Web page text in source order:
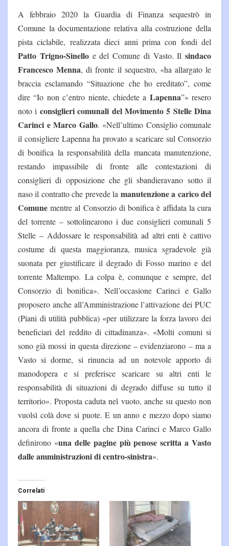
A febbraio 2020 la Guardia di Finanza sequestrò in
Comune la documentazione relativa alla costruzione della
pista ciclabile, realizzata dieci anni prima con fondi del
Patto Trigno-Sinelloe del Comune di Vasto. Il sindaco
Francesco Menna, di fronte il sequestro, «ha allargato le
braccia esclamando “Situazione che ho ereditato”, come
dire “Io non c’entro niente, chiedete a Lapenna”» resero
noto i consiglieri comunali del Movimento 5 Stelle Dina
Carinci e Marco Gallo. «Nell’ultimo Consiglio comunale
il consigliere Lapenna ha provato a scaricare sul Consorzio
di bonifica la responsabilità della mancata manutenzione,
restando impassibile di fronte alle contestazioni di
consiglieri di opposizione che gli sbandieravano sotto il
naso il contratto che prevede la manutenzione a carico del
Comune mentre al Consorzio di bonifica è affidata la cura
del torrente – sottolinearono i due consiglieri comunali 5
Stelle – Addossare le responsabilità ad altri enti è cattivo
costume di questa maggioranza, musica sgradevole già
suonata per giustificare il degrado di Fosso marino e del
torrente Maltempo. La colpa è, comunque e sempre, del
Consorzio di bonifica». Nell’occasione Carinci e Gallo
proposero anche all’Amministrazione l’attivazione dei PUC
(Piani di utilità pubblica) «per utilizzare la forza lavoro dei
beneficiari del reddito di cittadinanza». «Molti comuni si
sono già mossi in questa direzione – evidenziarono – ma a
Vasto si dorme, si rinuncia ad un notevole apporto di
manodopera e si preferisce scaricare su altri enti le
responsabilità di situazioni di degrado diffuse su tutto il
territorio». Proposta caduta nel vuoto, anche su questo non
vuolsì colà dove si puote. E un anno e mezzo dopo siamo
ancora di fronte a quella che Dina Carinci e Marco Gallo
definirono «una delle pagine più penose scritta a Vasto
dalle amministrazioni di centro-sinistra».
Correlati